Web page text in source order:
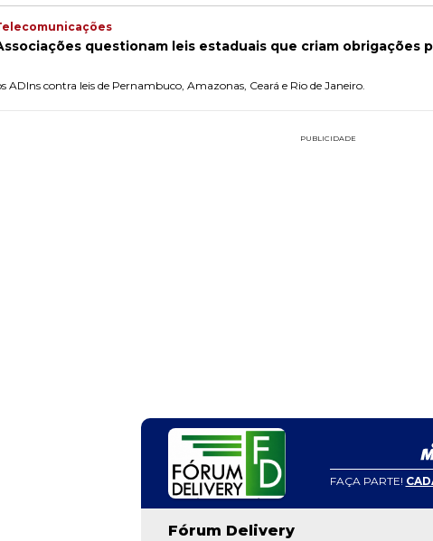
questionam leis estaduais que criam obrigações
ADIns contra leis de Pernambuco, Amazonas, Ceará e Rio de Janeiro.
PUBLICIDADE
FAÇA PARTE!
Fórum Delivery